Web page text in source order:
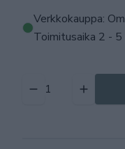
Verkkokauppa:
Toimitusaika 2 - 5